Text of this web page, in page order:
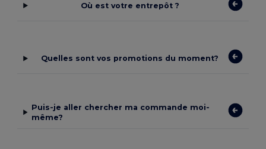
Où est votre entrepôt ?
Quelles sont vos promotions du moment?
Puis-je aller chercher ma commande moi-
même?